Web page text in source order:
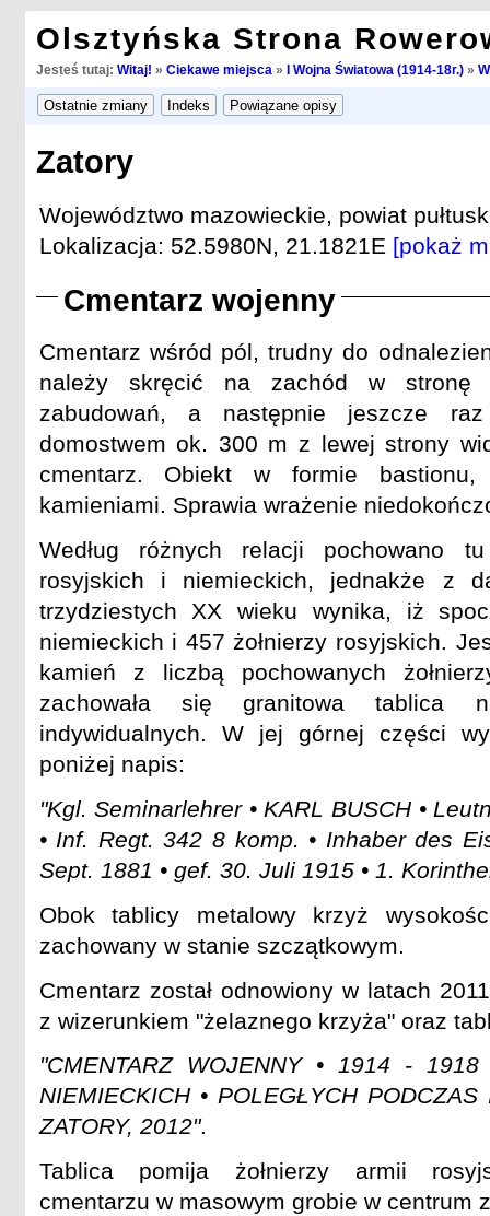
Olsztyńska Strona
Jesteś tutaj: Witaj! » Ciekawe miejsca » I Wojna Światowa (1914-18r.)»
Zatory
Województwo mazowieckie, powiat
Lokalizacja: 52.5980N, 21.1821E [pokaż
Cmentarz wojenny
Cmentarz wśród pól, trudny do
należy skręcić na zachód w stronę
zabudowań, a następnie jeszcze
domostwem ok. 300 m z lewej strony
cmentarz. Obiekt w formie bastionu,
kamieniami. Sprawia wrażenie
Według różnych relacji pochowano
rosyjskich i niemieckich, jednakże z
trzydziestych XX wieku wynika, iż
niemieckich i 457 żołnierzy rosyjskich.
kamień z liczbą pochowanych
zachowała się granitowa tablica
indywidualnych. W jej górnej części
poniżej napis:
"Kgl. Seminarlehrer • KARL BUSCH •
• Inf. Regt. 342 8 komp. • Inhaber des
Sept. 1881 • gef. 30. Juli 1915 • 1.
Obok tablicy metalowy krzyż
zachowany w stanie szczątkowym.
Cmentarz został odnowiony w latach
z wizerunkiem "żelaznego krzyża" oraz
"CMENTARZ WOJENNY • 1914 - 1918
NIEMIECKICH • POLEGŁYCH
ZATORY, 2012".
Tablica pomija żołnierzy armii
cmentarzu w masowym grobie w centrum